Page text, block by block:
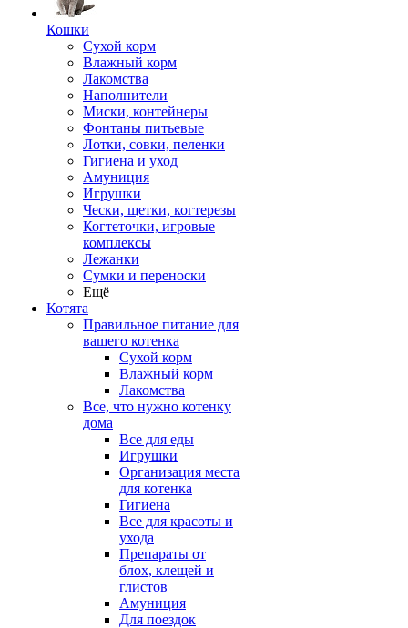
Кошки
Сухой корм
Влажный корм
Лакомства
Наполнители
Миски, контейнеры
Фонтаны питьевые
Лотки, совки, пеленки
Гигиена и уход
Амуниция
Игрушки
Чески, щетки, когтерезы
Когтеточки, игровые
комплексы
Лежанки
Сумки и переноски
Ещё
Котята
Правильное питание для
вашего котенка
Сухой корм
Влажный корм
Лакомства
Все, что нужно котенку
дома
Все для еды
Игрушки
Организация места
для котенка
Гигиена
Все для красоты и
ухода
Препараты от
блох, клещей и
глистов
Амуниция
Для поездок